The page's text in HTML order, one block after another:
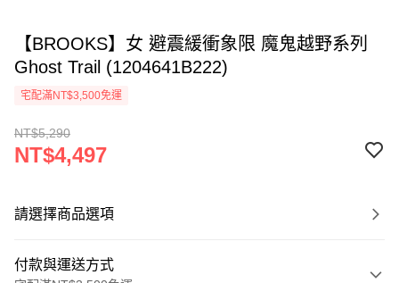
【BROOKS】女 避震緩衝象限 魔鬼越野系列
Ghost Trail (1204641B222)
宅配滿NT$3,500免運
NT$5,290
NT$4,497
請選擇商品選項
付款與運送方式